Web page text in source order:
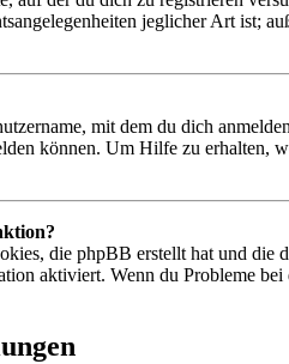
jeglicher Art ist;
mit dem du dich
können. Um Hilfe zu erhalten,
die phpBB erstellt hat und
aktiviert. Wenn du Probleme